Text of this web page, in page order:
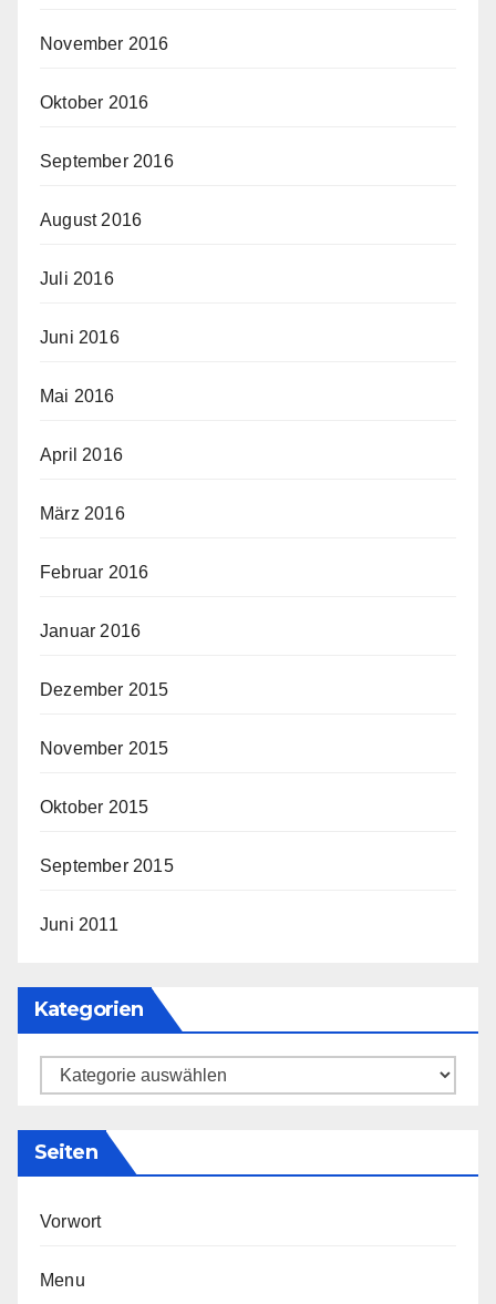
November 2016
Oktober 2016
September 2016
August 2016
Juli 2016
Juni 2016
Mai 2016
April 2016
März 2016
Februar 2016
Januar 2016
Dezember 2015
November 2015
Oktober 2015
September 2015
Juni 2011
Kategorien
Kategorien
Seiten
Vorwort
Menu